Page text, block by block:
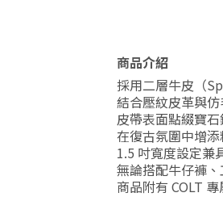
商品介紹
採用二層牛皮（
結合壓紋皮革與
皮帶表面點綴寶
在復古氛圍中增
1.5 吋寬度設定兼
無論搭配牛仔褲
商品附有 COLT